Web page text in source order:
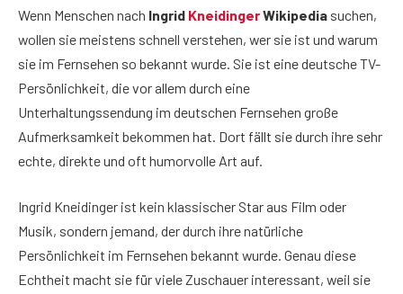
Wenn Menschen nach Ingrid KneidingerWikipedia suchen,
wollen sie meistens schnell verstehen, wer sie ist und warum
sie im Fernsehen so bekannt wurde. Sie ist eine deutsche TV-
Persönlichkeit, die vor allem durch eine
Unterhaltungssendung im deutschen Fernsehen große
Aufmerksamkeit bekommen hat. Dort fällt sie durch ihre sehr
echte, direkte und oft humorvolle Art auf.
Ingrid Kneidinger ist kein klassischer Star aus Film oder
Musik, sondern jemand, der durch ihre natürliche
Persönlichkeit im Fernsehen bekannt wurde. Genau diese
Echtheit macht sie für viele Zuschauer interessant, weil sie